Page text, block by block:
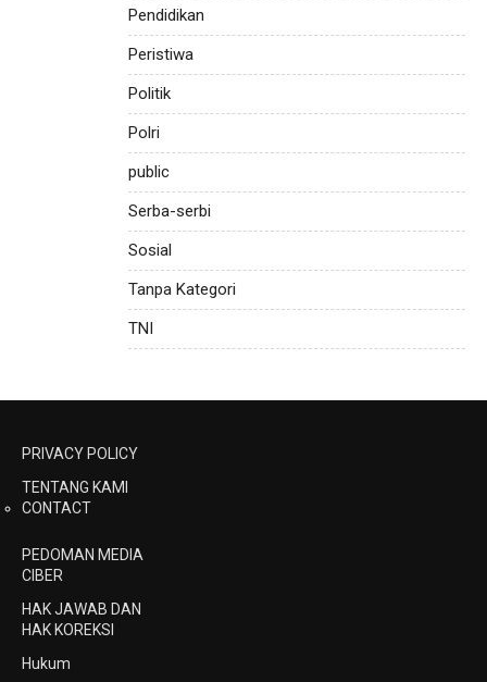
Pendidikan
Peristiwa
Politik
Polri
public
Serba-serbi
Sosial
Tanpa Kategori
TNI
PRIVACY POLICY
TENTANG KAMI
CONTACT
PEDOMAN MEDIA
CIBER
HAK JAWAB DAN
HAK KOREKSI
Hukum